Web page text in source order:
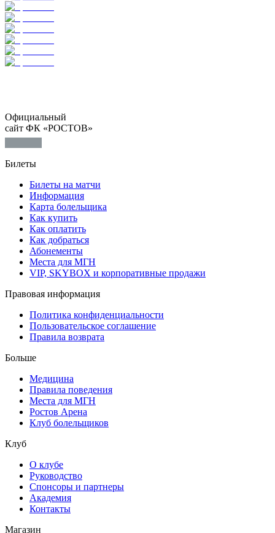
Официальный
сайт ФК «РОСТОВ»
Билеты
Билеты на матчи
Информация
Карта болельщика
Как купить
Как оплатить
Как добраться
Абонементы
Места для МГН
VIP, SKYBOX и корпоративные продажи
Правовая информация
Политика конфиденциальности
Пользовательское соглашение
Правила возврата
Больше
Медицина
Правила поведения
Места для МГН
Ростов Арена
Клуб болельщиков
Клуб
О клубе
Руководство
Спонсоры и партнеры
Академия
Контакты
Магазин